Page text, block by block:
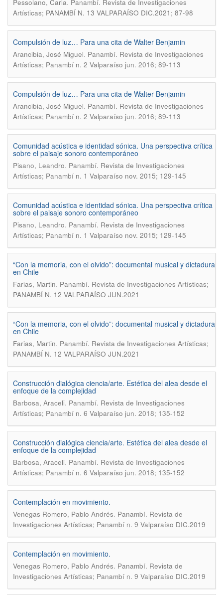
Pessolano, Carla. Panambí. Revista de Investigaciones
Artísticas; PANAMBÍ N. 13 VALPARAÍSO DIC.2021; 87-98
Compulsión de luz… Para una cita de Walter Benjamin
Arancibia, José Miguel. Panambí. Revista de Investigaciones
Artísticas; Panambí n. 2 Valparaíso jun. 2016; 89-113
Compulsión de luz… Para una cita de Walter Benjamin
Arancibia, José Miguel. Panambí. Revista de Investigaciones
Artísticas; Panambí n. 2 Valparaíso jun. 2016; 89-113
Comunidad acústica e identidad sónica. Una perspectiva crítica
sobre el paisaje sonoro contemporáneo
Pisano, Leandro. Panambí. Revista de Investigaciones
Artísticas; Panambí n. 1 Valparaíso nov. 2015; 129-145
Comunidad acústica e identidad sónica. Una perspectiva crítica
sobre el paisaje sonoro contemporáneo
Pisano, Leandro. Panambí. Revista de Investigaciones
Artísticas; Panambí n. 1 Valparaíso nov. 2015; 129-145
“Con la memoria, con el olvido”: documental musical y dictadura
en Chile
Farias, Martin. Panambí. Revista de Investigaciones Artísticas;
PANAMBÍ N. 12 VALPARAÍSO JUN.2021
“Con la memoria, con el olvido”: documental musical y dictadura
en Chile
Farias, Martin. Panambí. Revista de Investigaciones Artísticas;
PANAMBÍ N. 12 VALPARAÍSO JUN.2021
Construcción dialógica ciencia/arte. Estética del alea desde el
enfoque de la complejidad
Barbosa, Araceli. Panambí. Revista de Investigaciones
Artísticas; Panambí n. 6 Valparaíso jun. 2018; 135-152
Construcción dialógica ciencia/arte. Estética del alea desde el
enfoque de la complejidad
Barbosa, Araceli. Panambí. Revista de Investigaciones
Artísticas; Panambí n. 6 Valparaíso jun. 2018; 135-152
Contemplación en movimiento.
Venegas Romero, Pablo Andrés. Panambí. Revista de
Investigaciones Artísticas; Panambí n. 9 Valparaíso DIC.2019
Contemplación en movimiento.
Venegas Romero, Pablo Andrés. Panambí. Revista de
Investigaciones Artísticas; Panambí n. 9 Valparaíso DIC.2019